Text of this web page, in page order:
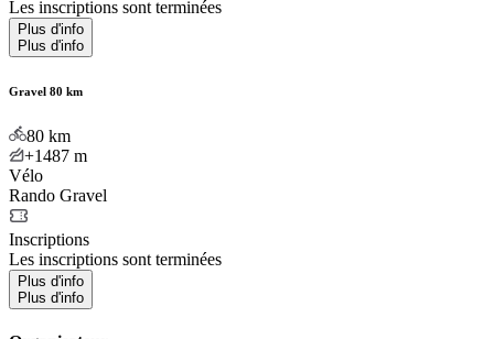
Les inscriptions sont terminées
Plus d'info
Plus d'info
Gravel 80 km
80 km
+1487 m
Vélo
Rando Gravel
Inscriptions
Les inscriptions sont terminées
Plus d'info
Plus d'info